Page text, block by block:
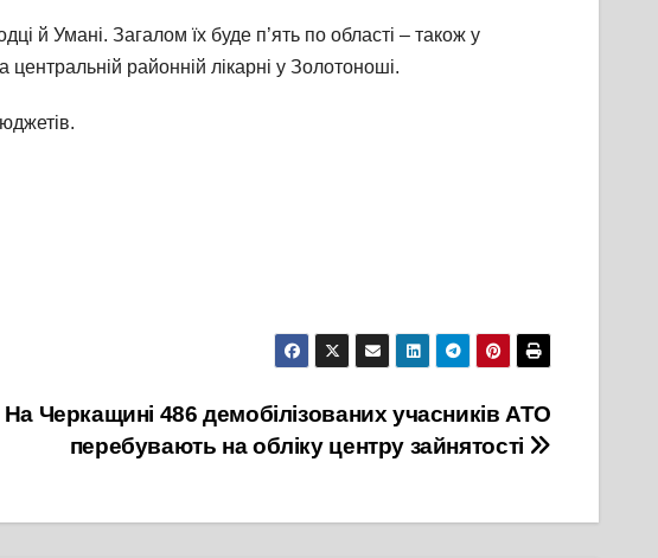
й Умані. Загалом їх буде п’ять по області – також у
центральній районній лікарні у Золотоноші.
На Черкащині 486 демобілізованих учасників АТО
перебувають на обліку центру зайнятості